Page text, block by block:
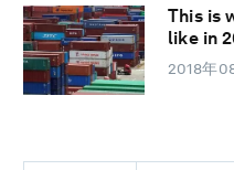
This is
like in
2018年